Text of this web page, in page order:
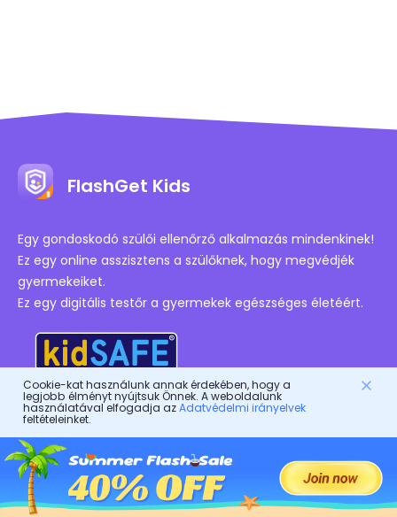
FlashGet Kids
Egy gondoskodó szülői ellenőrző alkalmazás mindenkinek!
Ez egy online asszisztens a szülőknek, hogy megvédjék
gyermekeiket.
Ez egy digitális testőr a gyermekek egészséges életéért.
Engedélyezett Tanúsítványok
Cég
Szolgáltatási feltételek
Cookie-kat használunk annak érdekében, hogy a
legjobb élményt nyújtsuk Önnek. A weboldalunk
használatával elfogadja azAdatvédelmi irányelvek
feltételeinket.